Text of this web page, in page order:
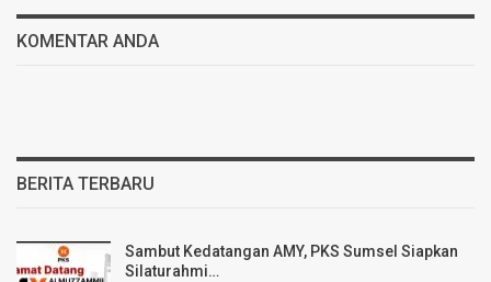
KOMENTAR ANDA
BERITA TERBARU
Sambut Kedatangan AMY, PKS Sumsel Siapkan
Silaturahmi…